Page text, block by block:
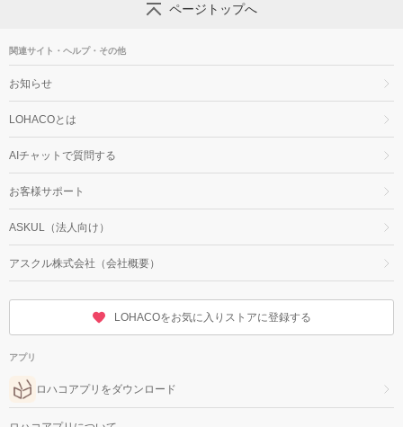
ページトップへ
関連サイト・ヘルプ・その他
お知らせ
LOHACOとは
AIチャットで質問する
お客様サポート
ASKUL（法人向け）
アスクル株式会社（会社概要）
LOHACOをお気に入りストアに登録する
アプリ
ロハコアプリをダウンロード